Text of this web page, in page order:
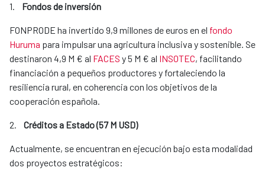
1. Fondos de inversión
FONPRODE ha invertido 9,9 millones de euros en el fondo
Huruma para impulsar una agricultura inclusiva y sostenible. Se
destinaron 4,9 M € al FACES y 5 M € al INSOTEC, facilitando
financiación a pequeños productores y fortaleciendo la
resiliencia rural, en coherencia con los objetivos de la
cooperación española.
2. Créditos a Estado (57 M USD)
Actualmente, se encuentran en ejecución bajo esta modalidad
dos proyectos estratégicos: